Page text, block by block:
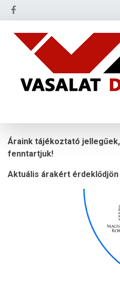
Áraink tájékoztató
fenntartjuk!
Aktuális árakért